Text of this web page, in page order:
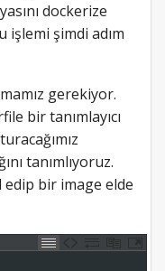
dockerize
işlemi şimdi adım
gerekiyor.
bir tanımlayıcı
tanımlıyoruz.
edip bir image elde